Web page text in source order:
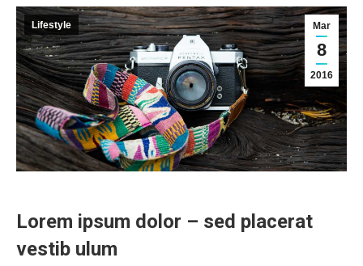
Mar
8
2016
Lifestyle
Lorem ipsum dolor – sed placerat
vestib ulum